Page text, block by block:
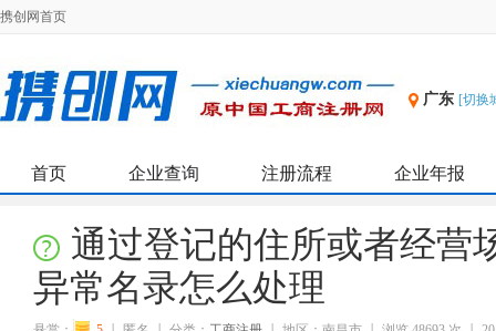
携创网首页
广东 [切换
首页 企业查询 注册流程 企业年报
通过登记的住所或者经营
异常名录怎么处理